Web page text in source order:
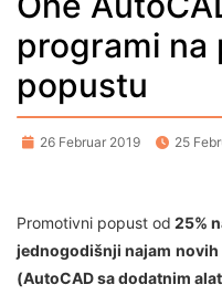
programi na
popustu
26 Februar 2019 25
Promotivni popust od 25%
jednogodišnji najam novih
(AutoCAD sa dodatnim